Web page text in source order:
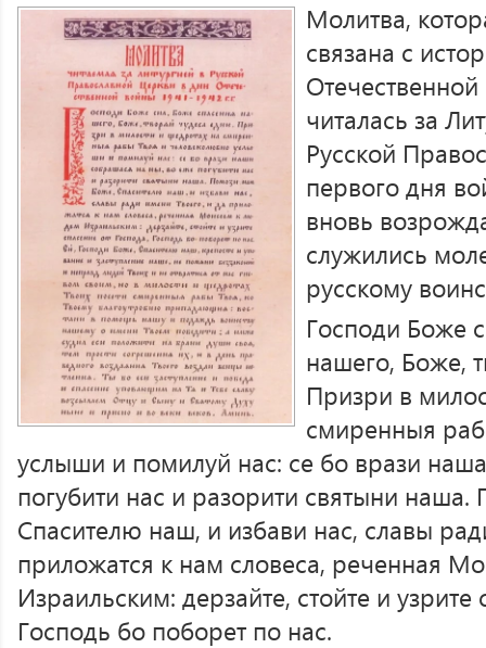
Молитва,
связана с
читалась за
Русской
первого дня
вновь
служились
русскому
Господи Боже
нашего, Боже,
Призри в
смиренныя
услыши и помилуй нас: се бо врази
погубити нас и разорити святыни
Спасителю наш, и избави нас, славы
приложатся к нам словеса, реченная
Израильским: дерзайте, стойте и узрите
Господь бо поборет по нас.